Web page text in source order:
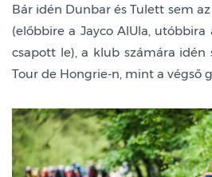
Bár idén Dunbar és Tulett sem
(előbbire a Jayco AlUla, utóbbira
csapott le), a klub számára
Tour de Hongrie-n, mint a végső